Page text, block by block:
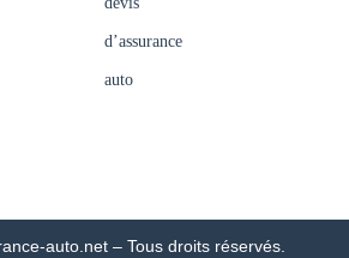
d’assurance
auto
auto.net – Tous droits réservés.